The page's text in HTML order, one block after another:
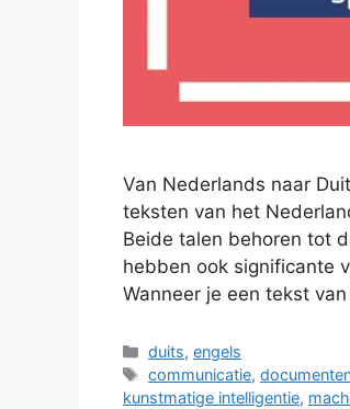
Van Nederlands naar
teksten van het
Beide talen behoren tot
hebben ook significante
Wanneer je een tekst
Categorieën
duits,engels
Tags
communicatie,
kunstmatige intelligentie,